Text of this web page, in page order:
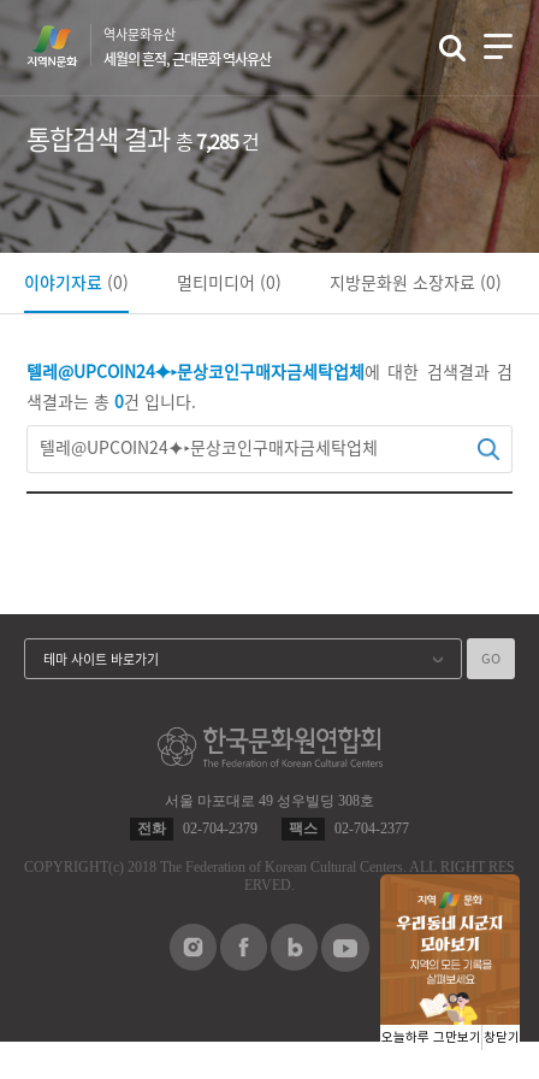
문
바
로
기
역사문화유산
세월의 흔적, 근대문화 역사유산
통합검색 결과총7,285건
텔레@UPCOIN24⯌▸문상코인구매자금세탁업체에 대한 검색결과 검
색결과는 총0건 입니다.
이야기자료 (0) 멀티미디어 (0) 지방문화원 소장자료 (0)
서울 마포대로 49 성우빌딩 308호
전화
02-704-2379 팩스 02-704-2377
COPYRIGHT(c) 2018 The Federation of Korean Cultural Centers. ALL RIGHT RES
ERVED.
테마 사이트 바로가기 GO
오늘하루 그만보기 창닫기